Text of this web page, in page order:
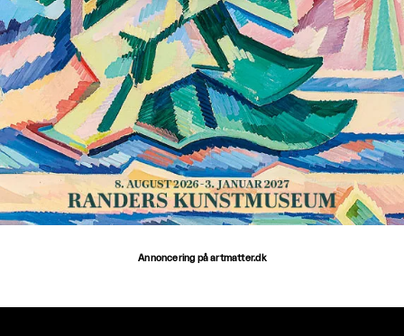
Annoncering på artmatter.dk